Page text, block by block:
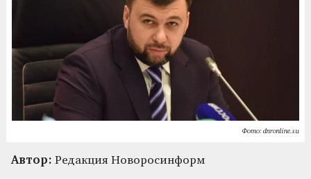
Фото: dnronline.su
Автор: Редакция Новоросинформ